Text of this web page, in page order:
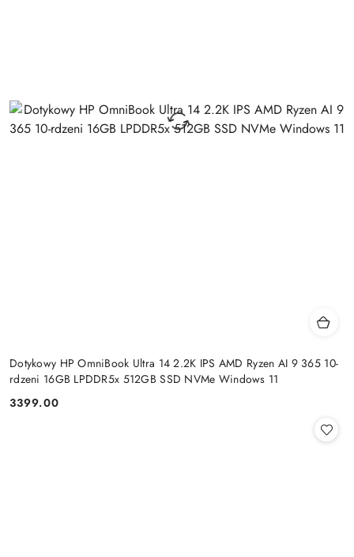
Dotykowy HP OmniBook Ultra 14 2.2K IPS AMD Ryzen AI 9 365 10-
rdzeni 16GB LPDDR5x 512GB SSD NVMe Windows 11
Cena:
3399.00